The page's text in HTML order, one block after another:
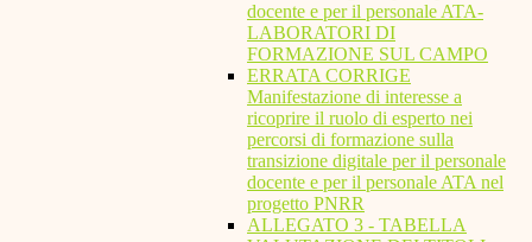
docente e per il personale ATA-
LABORATORI DI
FORMAZIONE SUL CAMPO
ERRATA CORRIGE
Manifestazione di interesse a
ricoprire il ruolo di esperto nei
percorsi di formazione sulla
transizione digitale per il personale
docente e per il personale ATA nel
progetto PNRR
ALLEGATO 3 - TABELLA